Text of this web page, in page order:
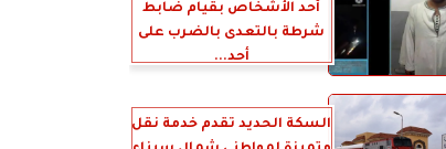
أحد الأشخاص بقيام ضابط
شرطة بالتعدى بالضرب على
أحد...
السكة الحديد تقدم خدمة نقل